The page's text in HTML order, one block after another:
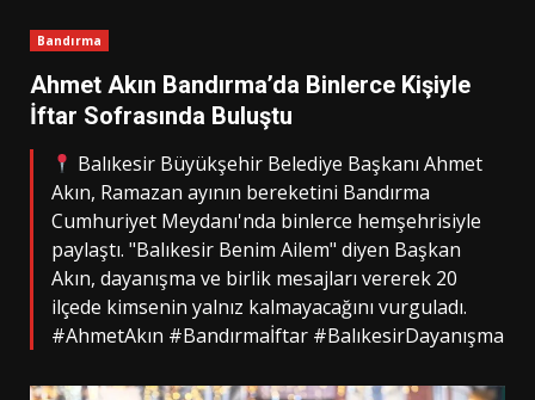
Bandırma
Ahmet Akın Bandırma’da Binlerce Kişiyle
İftar Sofrasında Buluştu
Balıkesir Büyükşehir Belediye Başkanı Ahmet
Akın, Ramazan ayının bereketini Bandırma
Cumhuriyet Meydanı'nda binlerce hemşehrisiyle
paylaştı. "Balıkesir Benim Ailem" diyen Başkan
Akın, dayanışma ve birlik mesajları vererek 20
ilçede kimsenin yalnız kalmayacağını vurguladı.
#AhmetAkın #Bandırmaİftar #BalıkesirDayanışma